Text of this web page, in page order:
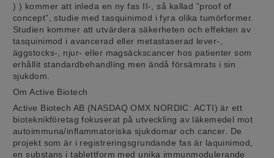
) ) kommer att inleda en ny fas II-, så kallad ”proof of
concept”, studie med tasquinimod i fyra olika tumörformer.
Studien kommer att utvärdera säkerheten och effekten av
tasquinimod i avancerad eller metastaserad lever-,
äggstocks-, njur- eller magsäckscancer hos patienter som
erhållit standardbehandling men ändå försämrats i sin
sjukdom.
Om Active Biotech
Active Biotech AB (NASDAQ OMX NORDIC: ACTI) är ett
bioteknikföretag fokuserat på utveckling av läkemedel mot
autoimmuna/inflammatoriska sjukdomar och cancer. De
projekt som är i registreringsgrundande fas är laquinimod,
en substans i tablettform med unika immunmodulerande